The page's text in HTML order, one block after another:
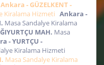
Ankara - GÜZELKENT -
Kiralama Hizmeti Ankara -
Masa Sandalye Kiralama
MAH. Masa
- YURTÇU -
Kiralama Hizmeti
Masa Sandalye Kiralama